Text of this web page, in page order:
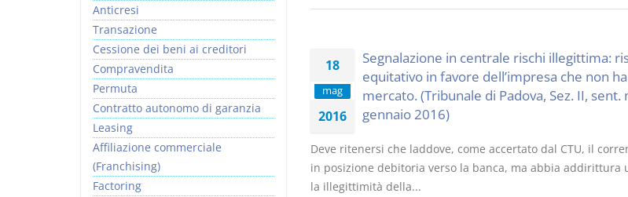
18
mag
2016
Segnalazione in centrale rischi illegittima:
equitativo in favore dell’impresa che non
mercato. (Tribunale di Padova, Sez. II, sent.
gennaio 2016)
Deve ritenersi che laddove, come accertato dal CTU, il
in posizione debitoria verso la banca, ma abbia addirittura
la illegittimità della...
Anticresi
Transazione
Cessione dei beni ai creditori
Compravendita
Permuta
Contratto autonomo di garanzia
Leasing
Affiliazione commerciale
(Franchising)
Factoring